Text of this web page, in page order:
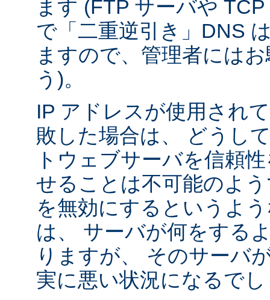
ます (FTP サーバや
で「二重逆引き」DNS
ますので、管理者には
う)。
IP アドレスが使用され
敗した場合は、 どうし
トウェブサーバを信頼
せることは不可能のよ
を無効にするというよ
は、 サーバが何をする
りますが、 そのサーバ
実に悪い状況になるで